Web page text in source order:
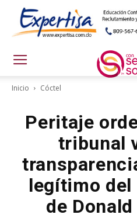
Inicio Cóctel
Peritaje
tribunal
legítimo
de